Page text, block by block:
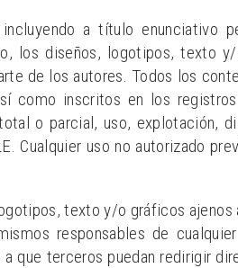
a título enunciativo
los diseños, logotipos, texto
de los autores. Todos los
como inscritos en los
o parcial, uso, explotación,
Cualquier uso no autorizado
texto y/o gráficos ajenos
responsables de
a que terceros puedan redirigir